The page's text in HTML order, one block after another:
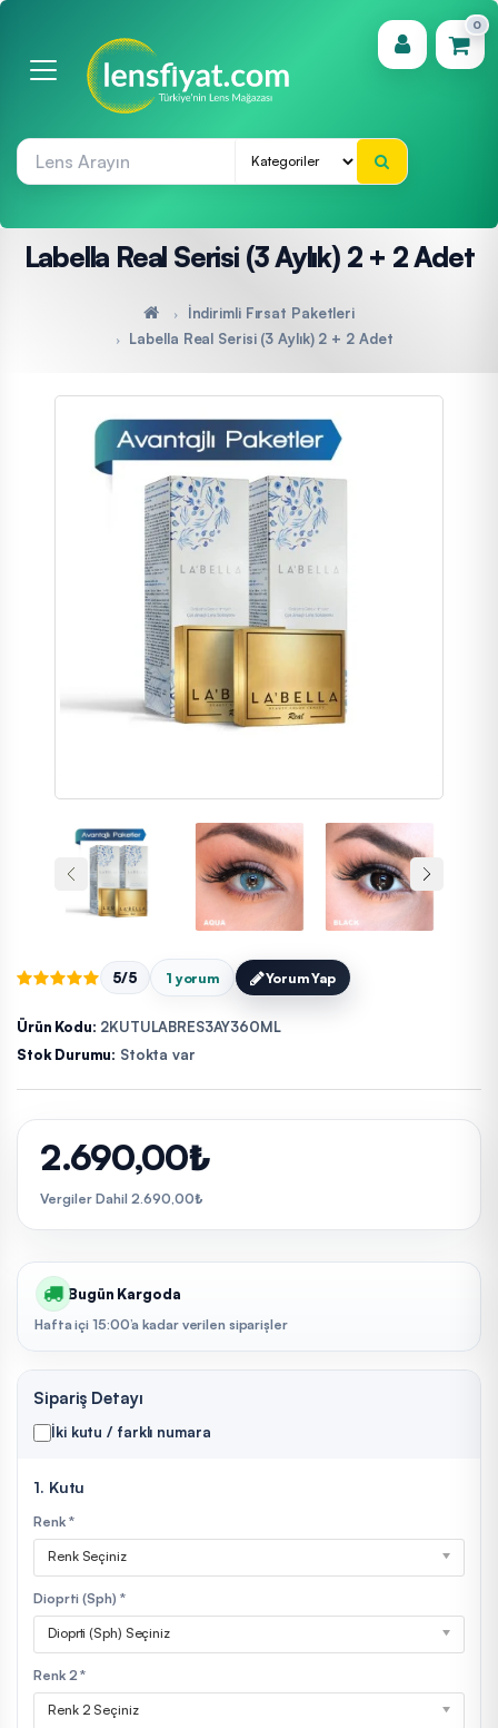
0
(0)
Labella Real Serisi (3 Aylık) 2 + 2 Adet
İndirimli Fırsat Paketleri
Labella Real Serisi (3 Aylık) 2 + 2 Adet
5/5 1 yorum Yorum Yap
Ürün Kodu: 2KUTULABRES3AY360ML
Stok Durumu: Stokta var
2.690,00₺
Vergiler Dahil 2.690,00₺
Bugün Kargoda
Hafta içi 15:00’a kadar verilen siparişler
Sipariş Detayı
İki kutu / farklı numara
1. Kutu
Renk *
Renk Seçiniz
Dioprti (Sph) *
Dioprti (Sph) Seçiniz
Renk 2 *
Renk 2 Seçiniz